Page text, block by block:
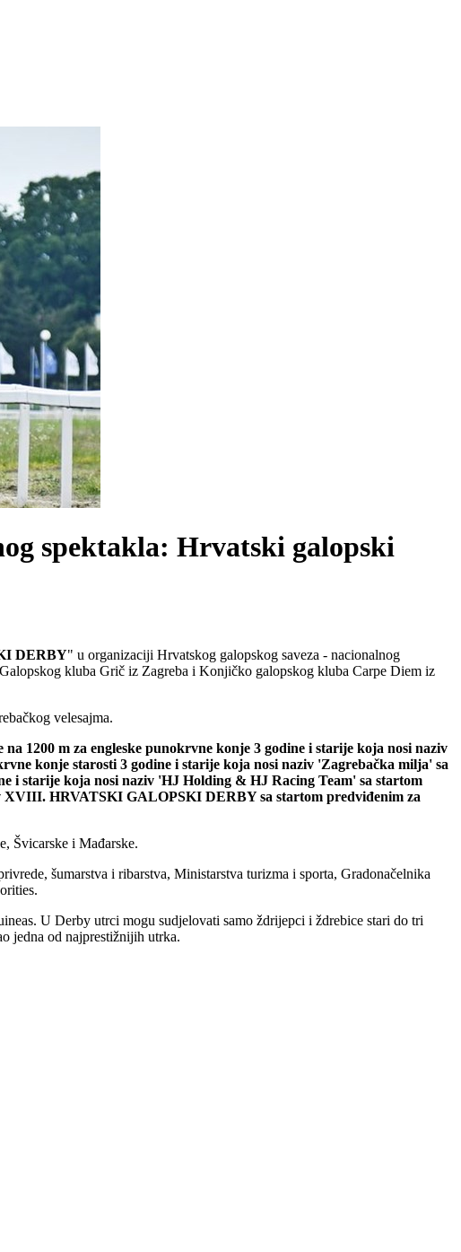
spektakla: Hrvatski galopski
DERBY" u organizaciji Hrvatskog galopskog saveza - nacionalnog
kluba Grič iz Zagreba i Konjičko galopskog kluba Carpe Diem iz
velesajma.
1200 m za engleske punokrvne konje 3 godine i starije koja nosi naziv
konje starosti 3 godine i starije koja nosi naziv 'Zagrebačka milja' sa
i starije koja nosi naziv 'HJ Holding & HJ Racing Team' sa startom
XVIII. HRVATSKI GALOPSKI DERBY sa startom predviđenim za
Švicarske i Mađarske.
šumarstva i ribarstva, Ministarstva turizma i sporta, Gradonačelnika
U Derby utrci mogu sudjelovati samo ždrijepci i ždrebice stari do tri
jedna od najprestižnijih utrka.